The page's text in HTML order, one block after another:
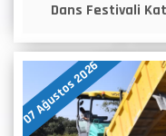
Dans Festivali
07 Ağustos 2026